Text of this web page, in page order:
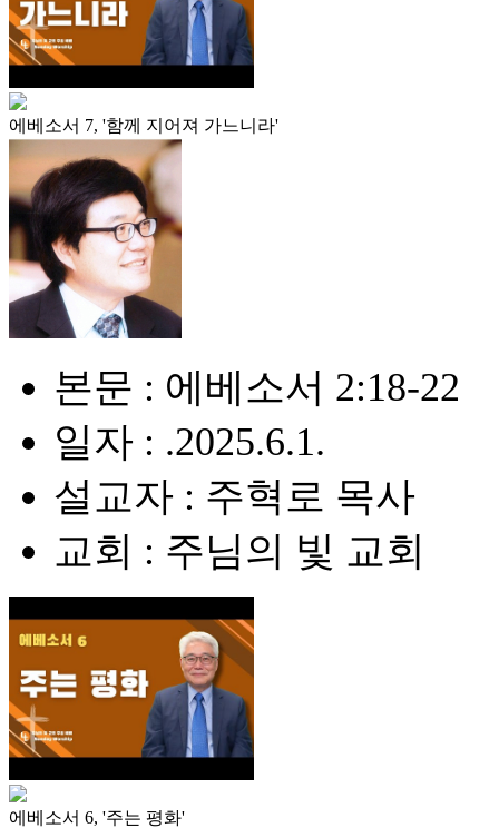
에베소서 7, '함께 지어져 가느니라'
본문 : 에베소서 2:18-22
일자 : .2025.6.1.
설교자 : 주혁로 목사
교회 : 주님의 빛 교회
에베소서 6, '주는 평화'